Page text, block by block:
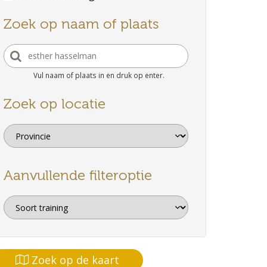
Zoek op naam of plaats
Vul naam of plaats in en druk op enter.
Zoek op locatie
Aanvullende filteroptie
Zoek op de kaart